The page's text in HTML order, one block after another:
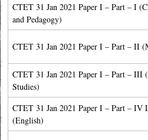
CTET 31 Jan 2021 Paper I – Part – I
and Pedagogy)
CTET 31 Jan 2021 Paper I – Part – II
CTET 31 Jan 2021 Paper I – Part – III
Studies)
CTET 31 Jan 2021 Paper I – Part – IV
(English)